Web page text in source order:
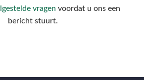
vragen voordat u ons een
bericht stuurt.